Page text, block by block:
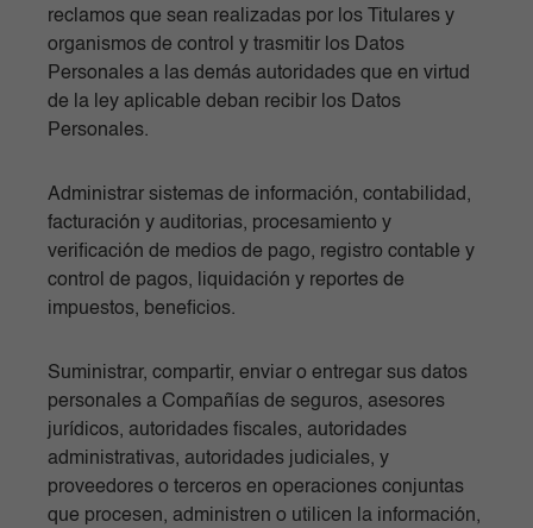
reclamos que sean realizadas por los Titulares y
organismos de control y trasmitir los Datos
Personales a las demás autoridades que en virtud
de la ley aplicable deban recibir los Datos
Personales.
Administrar sistemas de información, contabilidad,
facturación y auditorias, procesamiento y
verificación de medios de pago, registro contable y
control de pagos, liquidación y reportes de
impuestos, beneficios.
Suministrar, compartir, enviar o entregar sus datos
personales a Compañías de seguros, asesores
jurídicos, autoridades fiscales, autoridades
administrativas, autoridades judiciales, y
proveedores o terceros en operaciones conjuntas
que procesen, administren o utilicen la información,